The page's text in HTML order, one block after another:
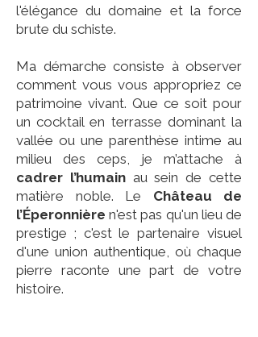
l'élégance du domaine et la force
brute du schiste.
Ma démarche consiste à observer
comment vous vous appropriez ce
patrimoine vivant. Que ce soit pour
un cocktail en terrasse dominant la
vallée ou une parenthèse intime au
milieu des ceps, je m’attache à
cadrer l’humainau sein de cette
matière noble. Le Château de
l’Éperonnière n'est pas qu'un lieu de
prestige ; c'est le partenaire visuel
d'une union authentique, où chaque
pierre raconte une part de votre
histoire.